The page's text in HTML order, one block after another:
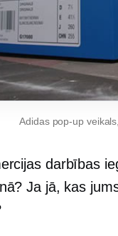
Adidas pop-up
darbības
Ja jā, kas